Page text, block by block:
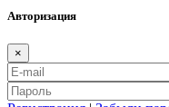
Авторизация
×